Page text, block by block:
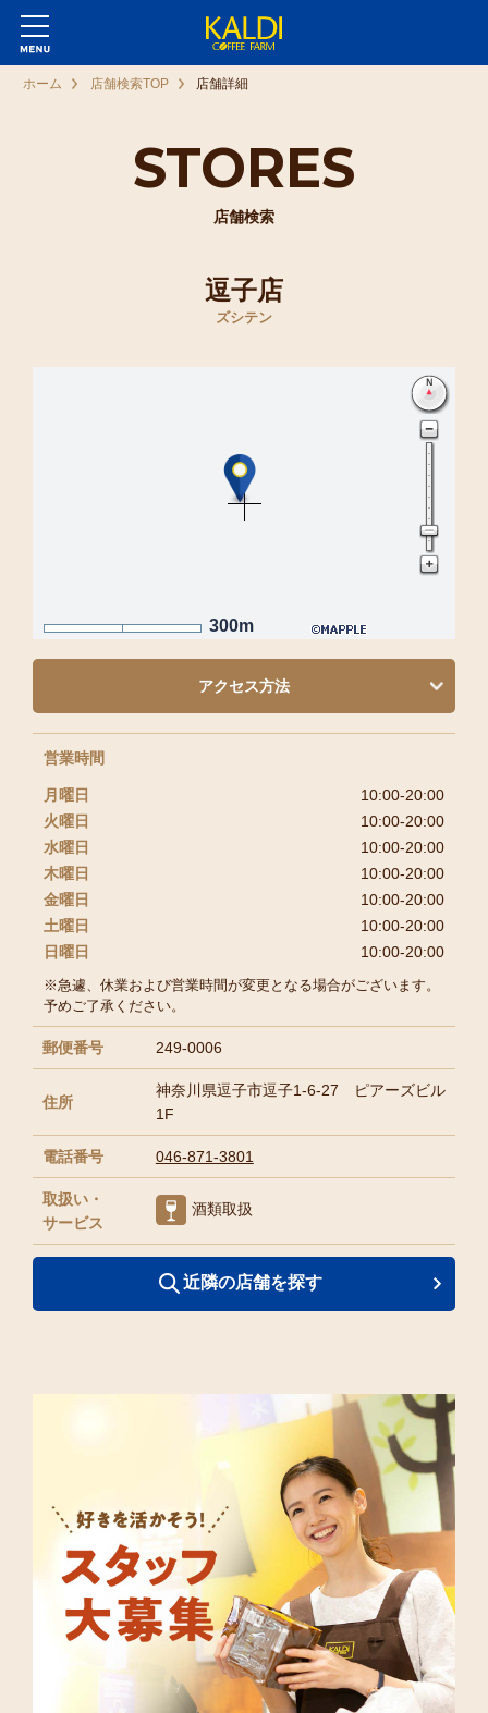
STORES
店舗検索
ホーム 店舗検索TOP 店舗詳細
逗子店
ズシテン
300m
営業時間
月曜日
10:00-20:00
火曜日
10:00-20:00
水曜日
10:00-20:00
木曜日
10:00-20:00
金曜日
10:00-20:00
土曜日
10:00-20:00
日曜日
10:00-20:00
※急遽、休業および営業時間が変更となる場合がございます。
予めご了承ください。
郵便番号 249-0006
住所
神奈川県逗子市逗子1-6-27 ピアーズビル
1F
電話番号 046-871-3801
取扱い・
サービス
酒類取扱
アクセス方法